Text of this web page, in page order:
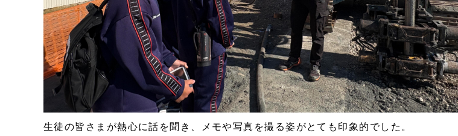
生徒の皆さまが熱心に話を聞き、メモや写真を撮る姿がとても印象的でした。